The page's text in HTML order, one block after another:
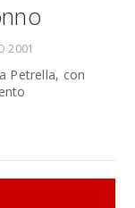
2001
Petrella, con